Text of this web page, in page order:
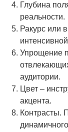
Глубина
реальности.
Ракурс или
Упрощение
аудитории.
Цвет –
акцента.
Контрасты.